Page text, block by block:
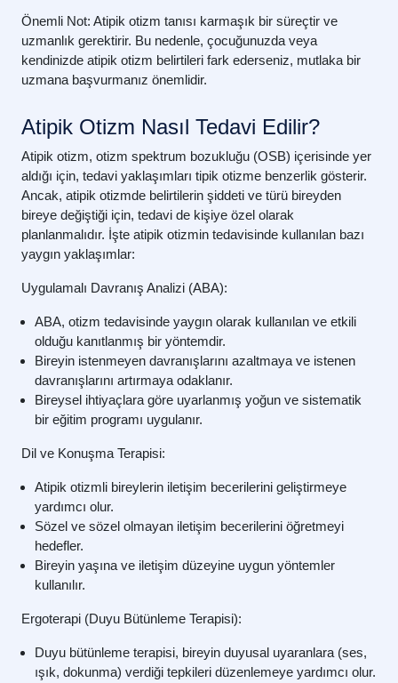
Önemli Not: Atipik otizm tanısı karmaşık bir süreçtir ve
uzmanlık gerektirir. Bu nedenle, çocuğunuzda veya
kendinizde atipik otizm belirtileri fark ederseniz, mutlaka bir
uzmana başvurmanız önemlidir.
Atipik Otizm Nasıl Tedavi Edilir?
Atipik otizm, otizm spektrum bozukluğu (OSB) içerisinde yer
aldığı için, tedavi yaklaşımları tipik otizme benzerlik gösterir.
Ancak, atipik otizmde belirtilerin şiddeti ve türü bireyden
bireye değiştiği için, tedavi de kişiye özel olarak
planlanmalıdır. İşte atipik otizmin tedavisinde kullanılan bazı
yaygın yaklaşımlar:
Uygulamalı Davranış Analizi (ABA):
ABA, otizm tedavisinde yaygın olarak kullanılan ve etkili
olduğu kanıtlanmış bir yöntemdir.
Bireyin istenmeyen davranışlarını azaltmaya ve istenen
davranışlarını artırmaya odaklanır.
Bireysel ihtiyaçlara göre uyarlanmış yoğun ve sistematik
bir eğitim programı uygulanır.
Dil ve Konuşma Terapisi:
Atipik otizmli bireylerin iletişim becerilerini geliştirmeye
yardımcı olur.
Sözel ve sözel olmayan iletişim becerilerini öğretmeyi
hedefler.
Bireyin yaşına ve iletişim düzeyine uygun yöntemler
kullanılır.
Ergoterapi (Duyu Bütünleme Terapisi):
Duyu bütünleme terapisi, bireyin duyusal uyaranlara (ses,
ışık, dokunma) verdiği tepkileri düzenlemeye yardımcı olur.